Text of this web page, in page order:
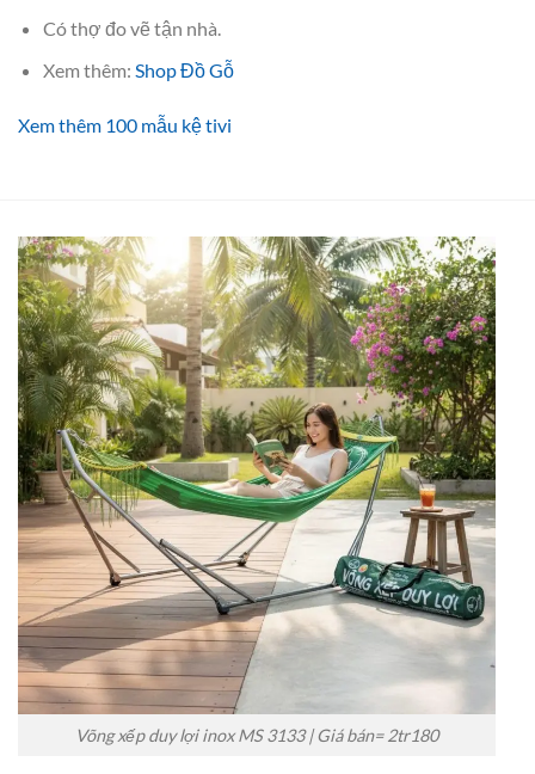
Có thợ đo vẽ tận nhà.
Xem thêm: Shop Đồ Gỗ
Xem thêm 100 mẫu kệ tivi
Võng xếp duy lợi inox MS 3133 | Giá bán= 2tr180